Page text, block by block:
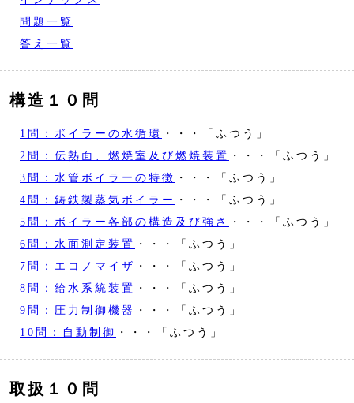
問題一覧
答え一覧
構造１０問
1問：ボイラーの水循環 ・・・「ふつう」
2問：伝熱面、燃焼室及び燃焼装置 ・・・「ふつう」
3問：水管ボイラーの特徴 ・・・「ふつう」
4問：鋳鉄製蒸気ボイラー
・・・「ふつう」
5問：ボイラー各部の構造及び強さ
・・・「ふつう」
6問：水面測定装置 ・・・「ふつう」
7問：エコノマイザ ・・・「ふつう」
8問：給水系統装置 ・・・「ふつう」
9問：圧力制御機器
・・・「ふつう」
10問：自動制御
・・・「ふつう」
取扱１０問